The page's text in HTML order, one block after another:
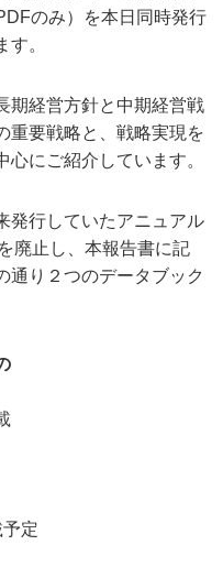
のみ）を本日同時発行
。
期経営方針と中期経営戦
重要戦略と、戦略実現を
にご紹介しています。
発行していたアニュアル
廃止し、本報告書に記
通り２つのデータブック
定